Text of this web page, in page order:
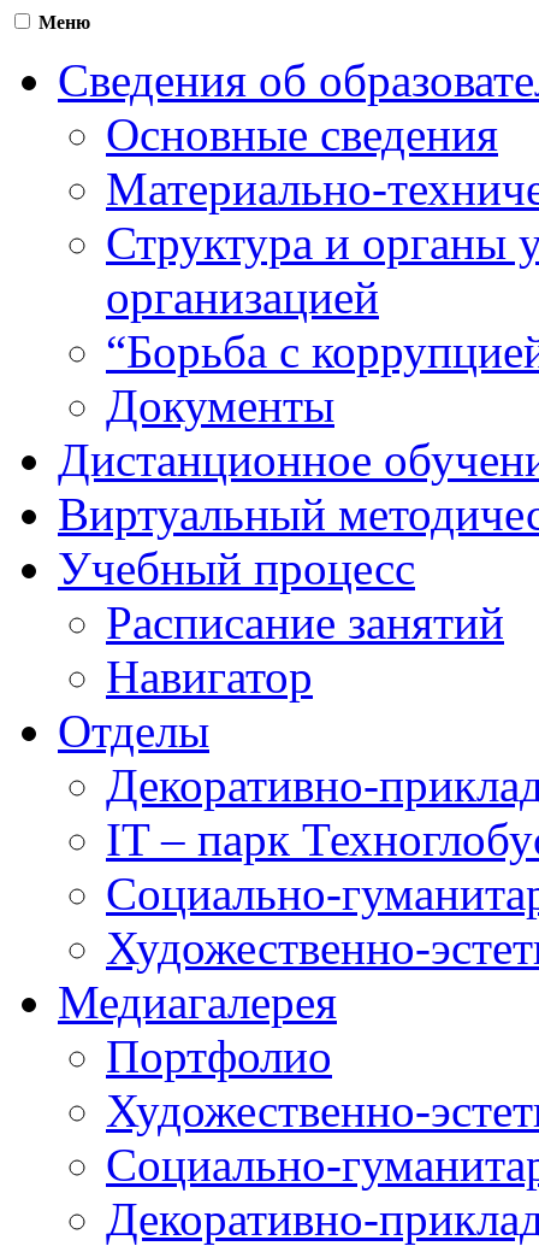
Меню
Сведения об
Основные сведения
Материально-
Структура и органы
организацией
“Борьба с
Документы
Дистанционное
Виртуальный
Учебный процесс
Расписание занятий
Навигатор
Отделы
Декоративно-
IT – парк
Социально-
Художественно-
Медиагалерея
Портфолио
Художественно-
Социально-
Декоративно-